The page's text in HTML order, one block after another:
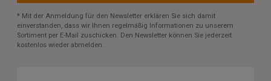
* Mit der Anmeldung für den Newsletter erklären Sie sich damit
einverstanden, dass wir Ihnen regelmäßig Informationen zu unserem
Sortiment per E-Mail zuschicken. Den Newsletter können Sie jederzeit
kostenlos wieder abmelden.